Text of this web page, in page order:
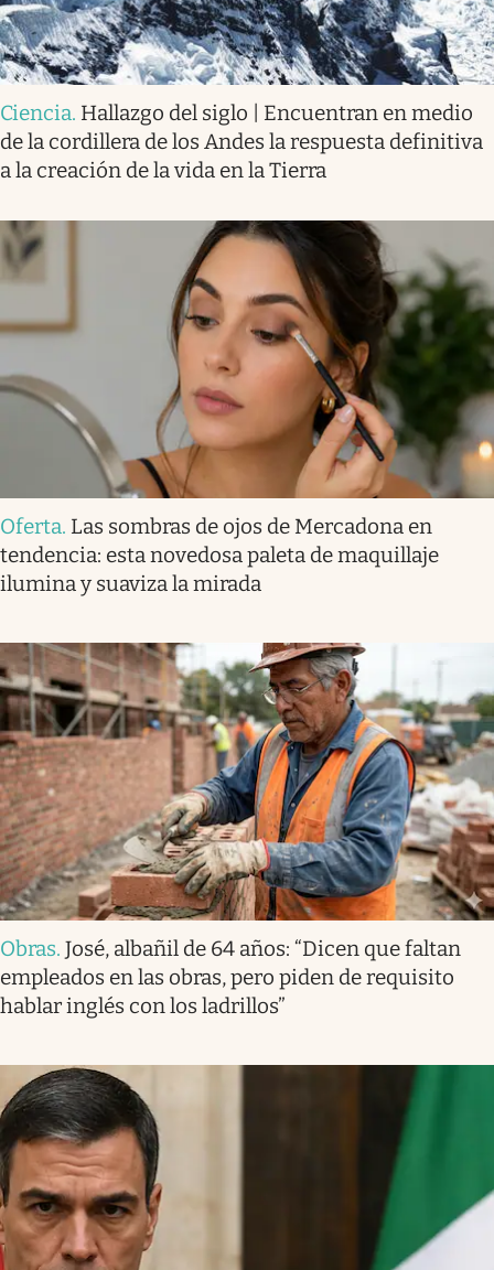
Ciencia. Hallazgo del siglo | Encuentran en medio
de la cordillera de los Andes la respuesta definitiva
a la creación de la vida en la Tierra
Oferta. Las sombras de ojos de Mercadona en
tendencia: esta novedosa paleta de maquillaje
ilumina y suaviza la mirada
Obras. José, albañil de 64 años: “Dicen que faltan
empleados en las obras, pero piden de requisito
hablar inglés con los ladrillos”